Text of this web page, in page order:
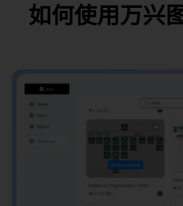
如何使用万兴